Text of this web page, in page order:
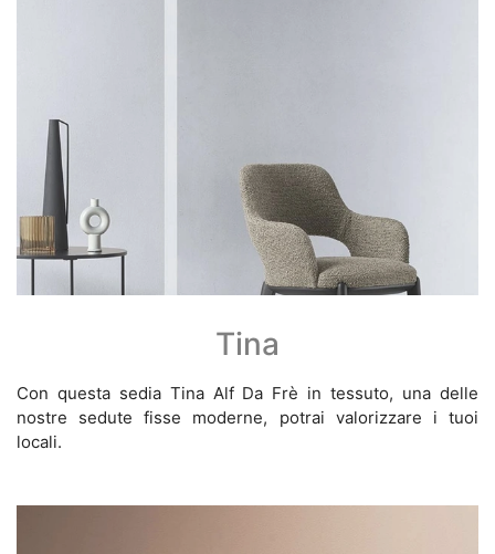
Tina
Con questa sedia Tina Alf Da Frè in tessuto, una delle
nostre sedute fisse moderne, potrai valorizzare i tuoi
locali.